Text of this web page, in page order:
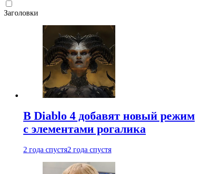
Заголовки
В Diablo 4 добавят новый режим
с элементами рогалика
2 года спустя2 года спустя